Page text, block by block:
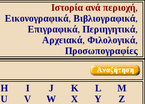
Iστορία ανά περιοχή,
Εικονογραφικά, Βιβλιογραφικά,
Επιγραφικά, Περιηγητικά,
Αρχειακά, Φιλολογικά,
Προσωπογραφίες
H I J K L
M
U V W X Y Z